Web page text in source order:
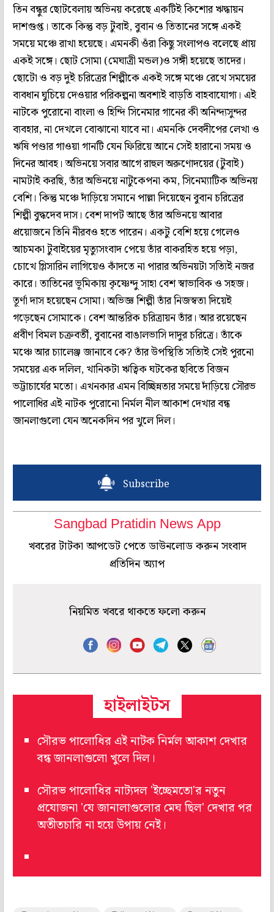
তিন বন্ধুর ছোটবেলায় অভিনয় করেছে একটিই কিশোর ঋদ্ধায়ন
দাশগুপ্ত। তাকে কিন্তু বড় টুবাই, বুবান ও তিতানের সঙ্গে একই
সময়ে মঞ্চে রাখা হয়েছে। এমনকী ওঁরা কিছু সংলাপও বলেছে প্রায়
একই সঙ্গে। ছোট সোমা (মেঘাত্রী মন্ডল)ও সঙ্গী হয়েছে তাদের।
ছোটো ও বড় দুই চরিত্রের শিল্পীকে একই সঙ্গে মঞ্চে রেখে সময়ের
ব্যবধান ঘুচিয়ে দেওয়ার পরিকল্পনা অবশ্যই বাড়তি বাহবাযোগ্য। এই
নাটকে পুরোনো বাংলা ও হিন্দি সিনেমার গানের কী অনিন্দ্যসুন্দর
ব্যবহার, না দেখলে বোঝানো যাবে না। এমনকি দেবদীপের লেখা ও
ঋষি পণ্ডার গাওয়া গানটি যেন ফিরিয়ে আনে সেই হারানো সময় ও
দিনের আবহ। অভিনয়ে সবার আগে রাহুল অরুণোদয়ের (টুবাই)
নামটাই করছি, তাঁর অভিনয়ে নাটুকেপনা কম, সিনেম্যাটিক অভিনয়
বেশি। কিন্তু মঞ্চে দাঁড়িয়ে সমানে পাল্লা দিয়েছেন বুবান চরিত্রের
শিল্পী বুদ্ধদেব দাস। বেশ দাপট আছে তাঁর অভিনয়ে আবার
প্রয়োজনে তিনি নীরবও হতে পারেন। একটু বেশি হয়ে গেলেও
আচমকা টুবাইয়ের মৃত্যুসংবাদ পেয়ে তাঁর বাকরহিত হয়ে পড়া,
চোখে গ্লিসারিন লাগিয়েও কাঁদতে না পারার অভিনয়টা সত্যিই নজর
কারে। তাতিনের ভূমিকায় কৃষ্ণেন্দু সাহা বেশ স্বাভাবিক ও সহজ।
তূর্ণা দাস হয়েছেন সোমা। অভিজ্ঞ শিল্পী তাঁর নিজস্বতা দিয়েই
গড়েছেন সোমাকে। বেশ আন্তরিক চরিত্রায়ন তাঁর। আর রয়েছেন
প্রবীণ বিমল চক্রবর্তী, বুবানের বাঙালভাসি দাদুর চরিত্রে। তাঁকে
মঞ্চে আর চ্যালেঞ্জ জানাবে কে? তাঁর উপস্থিতি সত্যিই সেই পুরনো
সময়ের এক দলিল, খানিকটা ঋত্বিক ঘটকের ছবিতে বিজন
ভট্টাচার্যের মতো। এখনকার এমন বিচ্ছিন্নতার সময়ে দাঁড়িয়ে সৌরভ
পালোধির এই নাটক পুরোনো নির্মল নীল আকাশ দেখার বন্ধ
জানলাগুলো যেন অনেকদিন পর খুলে দিল।
Subscribe
Sangbad Pratidin News App
খবরের টাটকা আপডেট পেতে ডাউনলোড করুন সংবাদ
প্রতিদিন অ্যাপ
নিয়মিত খবরে থাকতে ফলো করুন
হাইলাইটস
সৌরভ পালোধির এই নাটক নির্মল আকাশ দেখার
বন্ধ জানলাগুলো খুলে দিল।
সৌরভ পালোধির নাট্যদল 'ইচ্ছেমতো'র নতুন
প্রযোজনা 'যে জানালাগুলোর মেঘ ছিল' দেখার পর
অতীতচারি না হয়ে উপায় নেই।